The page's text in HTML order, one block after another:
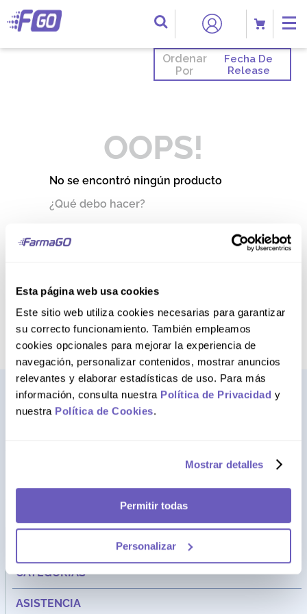
Esta página web usa cookies
Este sitio web utiliza cookies necesarias para garantizar
su correcto funcionamiento. También empleamos
cookies opcionales para mejorar la experiencia de
navegación, personalizar contenidos, mostrar anuncios
relevantes y elaborar estadísticas de uso. Para más
información, consulta nuestra Política de Privacidad y
nuestra Política de Cookies.
Mostrar detalles
Permitir todas
Personalizar
Ordenar
Por
Fecha De
Release
OOPS!
No se encontró ningún producto
¿Qué debo hacer?
búsqueda
Intenta buscar sinónimos del
término deseado
CATEGORÍAS
ASISTENCIA